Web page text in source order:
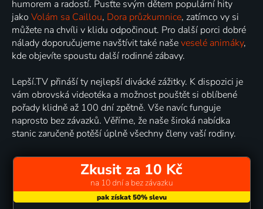
humorem a radostí. Pusťte svým dětem populární hity
jako Volám sa Caillou, Dora průzkumnice, zatímco vy si
můžete na chvíli v klidu odpočinout. Pro další porci dobré
nálady doporučujeme navštívit také naševeselé animáky,
kde objevíte spoustu další rodinné zábavy.
Lepší.TV přináší ty nejlepší divácké zážitky. K dispozici je
vám obrovská videotéka a možnost pouštět si oblíbené
pořady klidně až 100 dní zpětně. Vše navíc funguje
naprosto bez závazků. Věříme, že naše široká nabídka
stanic zaručeně potěší úplně všechny členy vaší rodiny.
Zkusit za 10 Kč
na 10 dní a bez závazku